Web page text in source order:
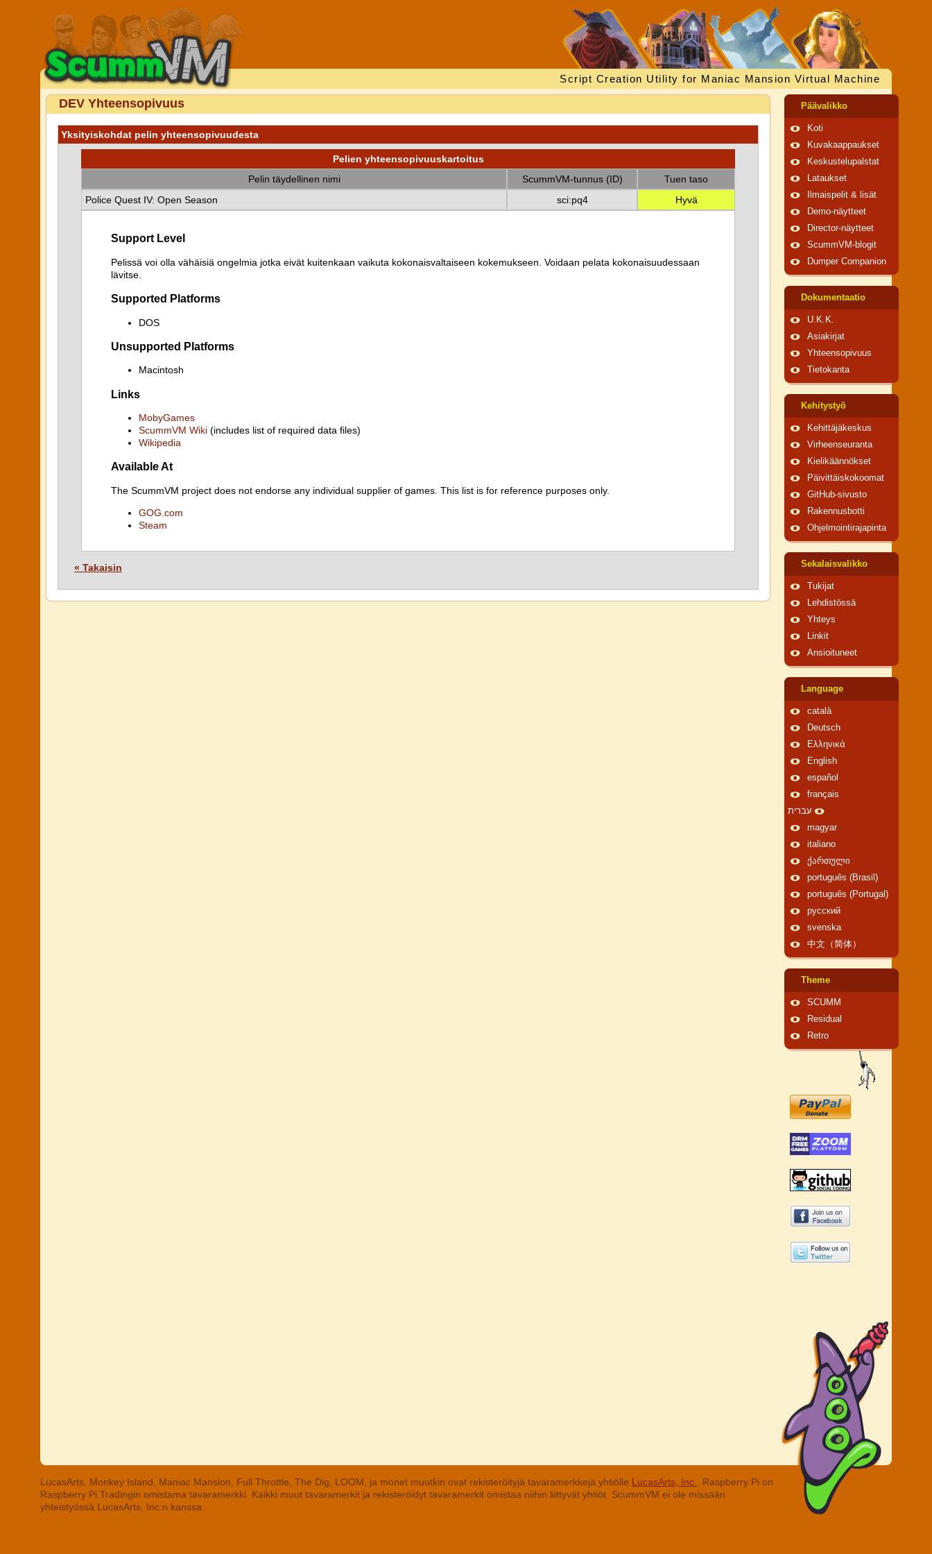
Script Creation Utility for Maniac Mansion Virtual Machine
DEV Yhteensopivuus
Yksityiskohdat pelin yhteensopivuudesta
Pelien yhteensopivuuskartoitus
Pelin täydellinen nimi
ScummVM-tunnus (ID)
Tuen taso
Police Quest IV: Open Season
sci:pq4 Hyvä
Support Level
Pelissä voi olla vähäisiä ongelmia jotka eivät kuitenkaan vaikuta kokonaisvaltaiseen kokemukseen. Voidaan pelata kokonaisuudessaan
lävitse.
Supported Platforms
DOS
Unsupported Platforms
Macintosh
Links
MobyGames
ScummVM Wiki (includes list of required data files)
Wikipedia
Available At
The ScummVM project does not endorse any individual supplier of games. This list is for reference purposes only.
GOG.com
Steam
« Takaisin
Päävalikko
Koti
Kuvakaappaukset
Keskustelupalstat
Lataukset
Ilmaispelit & lisät
Demo-näytteet
Director-näytteet
ScummVM-blogit
Dumper Companion
Dokumentaatio
U.K.K.
Asiakirjat
Yhteensopivuus
Tietokanta
Kehitystyö
Kehittäjäkeskus
Virheenseuranta
Kielikäännökset
Päivittäiskokoomat
GitHub-sivusto
Rakennusbotti
Ohjelmointirajapinta
Sekalaisvalikko
Tukijat
Lehdistössä
Yhteys
Linkit
Ansioituneet
Language
català
Deutsch
Ελληνικά
English
español
français
עברית
magyar
italiano
ქართული
português (Brasil)
português (Portugal)
русский
svenska
中文（简体）
Theme
SCUMM
Residual
Retro
LucasArts, Monkey Island, Maniac Mansion, Full Throttle, The Dig, LOOM, ja monet muutkin ovat rekisteröityjä tavaramerkkejä yhtiölle LucasArts, Inc.
. Raspberry Pi on
Raspberry Pi Tradingin omistama tavaramerkki. Kaikki muut tavaramerkit ja rekisteröidyt tavaramerkit omistaa niihin liittyvät yhtiöt. ScummVM ei ole missään
yhteistyössä LucasArts, Inc:n kanssa.